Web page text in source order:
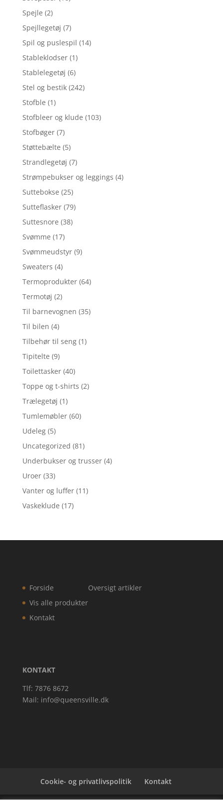
Spejle (2)
Spejllegetøj (7)
Spil og puslespil (14)
Stableklodser (1)
Stablelegetøj (6)
Stel og bestik (242)
Stofble (1)
Stofbleer og klude (103)
Stofbøger (7)
Støttebælte (5)
Strandlegetøj (7)
Strømpebukser og leggings (4)
Suttebokse (25)
Sutteflasker (79)
Suttesnore (38)
Svømme (17)
Svømmeudstyr (9)
Sweaters (4)
Termoprodukter (64)
Termotøj (2)
Til barnevognen (35)
Til bilen (4)
Tilbehør til seng (1)
Tipitelte (9)
Toilettasker (40)
Toppe og t-shirts (2)
Trælegetøj (1)
Tumlemøbler (60)
Udeleg (5)
Uncategorized (81)
Underbukser og trusser (4)
Uroer (33)
Vanter og luffer (11)
Vaskeklude (17)
Forside
Vis alle produkter
Kontakt
Oversigt artikler
KONTAKT
Tlf: 7876 8672
Mail: info@queensville.dk
Cookie- og privatlivspolitik Kontakt